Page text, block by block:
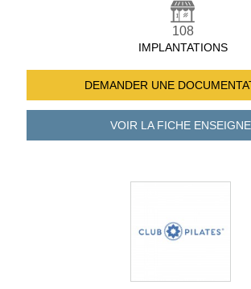
108
IMPLANTATIONS
DEMANDER UNE
VOIR LA FICHEENSEIGNE